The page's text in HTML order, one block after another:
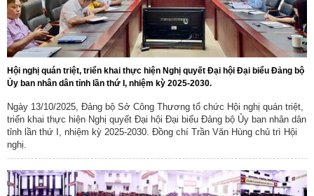
Hội nghị quán triệt, triển khai thực hiện Nghị quyết Đại hội Đại biểu Đảng bộ
Ủy ban nhân dân tỉnh lần thứ I, nhiệm kỳ 2025-2030.
Ngày 13/10/2025, Đảng bộ Sở Công Thương tổ chức Hội nghị quán triệt,
triển khai thực hiện Nghị quyết Đại hội Đại biểu Đảng bộ Ủy ban nhân dân
tỉnh lần thứ I, nhiệm kỳ 2025-2030. Đồng chí Trần Văn Hùng chủ trì Hội
nghị.